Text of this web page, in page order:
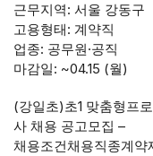
근무지역: 서울 강동구
고용형태: 계약직
업종: 공무원·공직
마감일: ~04.15 (월)
(강일초)초1 맞춤형프
사 채용 공고모집 –
채용조건채용직종계약